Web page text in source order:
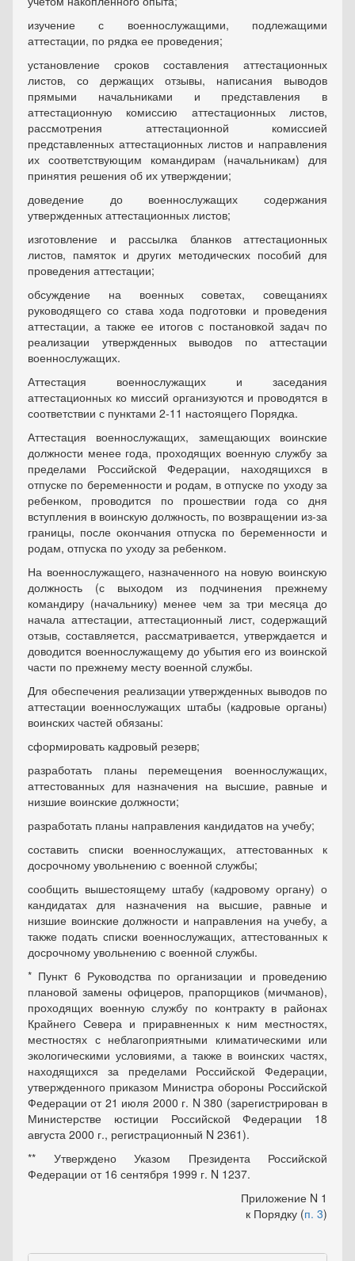
изучение с военнослужащими, подлежащими
аттестации, по рядка ее проведения;
установление сроков составления аттестационных
листов, со держащих отзывы, написания выводов
прямыми начальниками и представления в
аттестационную комиссию аттестационных листов,
рассмотрения аттестационной комиссией
представленных аттестационных листов и направления
их соответствующим командирам (начальникам) для
принятия решения об их утверждении;
доведение до военнослужащих содержания
утвержденных аттестационных листов;
изготовление и рассылка бланков аттестационных
листов, памяток и других методических пособий для
проведения аттестации;
обсуждение на военных советах, совещаниях
руководящего со става хода подготовки и проведения
аттестации, а также ее итогов с постановкой задач по
реализации утвержденных выводов по аттестации
военнослужащих.
Аттестация военнослужащих и заседания
аттестационных ко миссий организуются и проводятся в
соответствии с пунктами 2-11 настоящего Порядка.
Аттестация военнослужащих, замещающих воинские
должности менее года, проходящих военную службу за
пределами Российской Федерации, находящихся в
отпуске по беременности и родам, в отпуске по уходу за
ребенком, проводится по прошествии года со дня
вступления в воинскую должность, по возвращении из-за
границы, после окончания отпуска по беременности и
родам, отпуска по уходу за ребенком.
На военнослужащего, назначенного на новую воинскую
должность (с выходом из подчинения прежнему
командиру (начальнику) менее чем за три месяца до
начала аттестации, аттестационный лист, содержащий
отзыв, составляется, рассматривается, утверждается и
доводится военнослужащему до убытия его из воинской
части по прежнему месту военной службы.
Для обеспечения реализации утвержденных выводов по
аттестации военнослужащих штабы (кадровые органы)
воинских частей обязаны:
сформировать кадровый резерв;
разработать планы перемещения военнослужащих,
аттестованных для назначения на высшие, равные и
низшие воинские должности;
разработать планы направления кандидатов на учебу;
составить списки военнослужащих, аттестованных к
досрочному увольнению с военной службы;
сообщить вышестоящему штабу (кадровому органу) о
кандидатах для назначения на высшие, равные и
низшие воинские должности и направления на учебу, а
также подать списки военнослужащих, аттестованных к
досрочному увольнению с военной службы.
* Пункт 6 Руководства по организации и проведению
плановой замены офицеров, прапорщиков (мичманов),
проходящих военную службу по контракту в районах
Крайнего Севера и приравненных к ним местностях,
местностях с неблагоприятными климатическими или
экологическими условиями, а также в воинских частях,
находящихся за пределами Российской Федерации,
утвержденного приказом Министра обороны Российской
Федерации от 21 июля 2000 г. N 380 (зарегистрирован в
Министерстве юстиции Российской Федерации 18
августа 2000 г., регистрационный N 2361).
** Утверждено Указом Президента Российской
Федерации от 16 сентября 1999 г. N 1237.
Приложение N 1
к Порядку (п. 3)